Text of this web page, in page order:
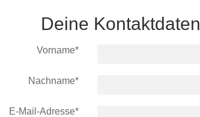
Deine Kontaktdaten
Vorname*
Nachname*
E-Mail-Adresse*